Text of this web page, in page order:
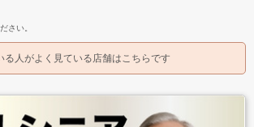
さい。
る人がよく見ている店舗はこちらです